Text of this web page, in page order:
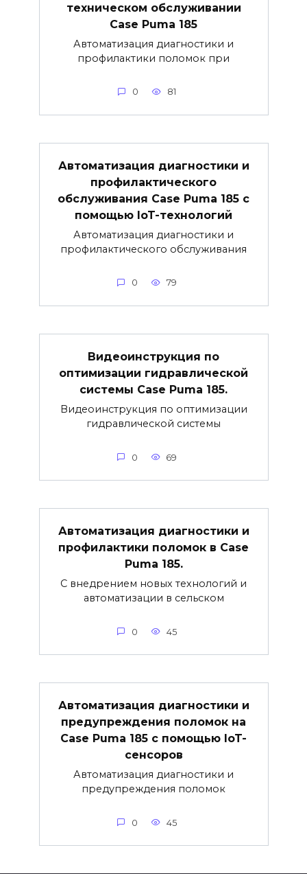
техническом обслуживании
Case Puma 185
Автоматизация диагностики и
профилактики поломок при
0 81
Автоматизация диагностики и
профилактического
обслуживания Case Puma 185 с
помощью IoT-технологий
Автоматизация диагностики и
профилактического обслуживания
0 79
Видеоинструкция по
оптимизации гидравлической
системы Case Puma 185.
Видеоинструкция по оптимизации
гидравлической системы
0 69
Автоматизация диагностики и
профилактики поломок в Case
Puma 185.
С внедрением новых технологий и
автоматизации в сельском
0 45
Автоматизация диагностики и
предупреждения поломок на
Case Puma 185 с помощью IoT-
сенсоров
Автоматизация диагностики и
предупреждения поломок
0 45